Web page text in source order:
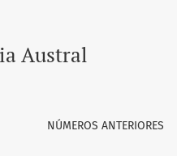
para la formación
Austral
NÚMEROS ANTERIORES